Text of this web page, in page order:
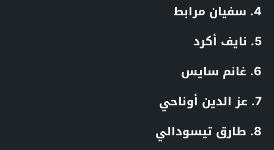
4. سفيان مرابط
5. نايف أكرد
6. غانم سايس
7. عز الدين أوناحي
8. طارق تيسودالي